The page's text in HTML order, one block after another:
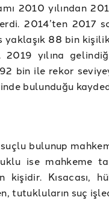
2010 yılından
2014’ten 2017
yaklaşık 88 bin
2019 yılına
bin ile rekor
bulunduğu
bulunup
ise mahkeme
kişidir. Kısacası,
tutukluların suç